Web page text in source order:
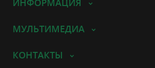
МУЛЬТИМЕДИА
КОНТАКТЫ